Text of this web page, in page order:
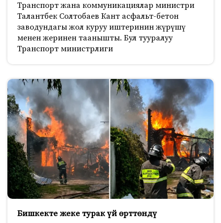
Транспорт жана коммуникациялар министри
Талантбек Солтобаев Кант асфальт-бетон
заводундагы жол куруу иштеринин жүрүшү
менен жеринен таанышты. Бул тууралуу
Транспорт министрлиги
Бишкекте жеке турак үй өрттөндү